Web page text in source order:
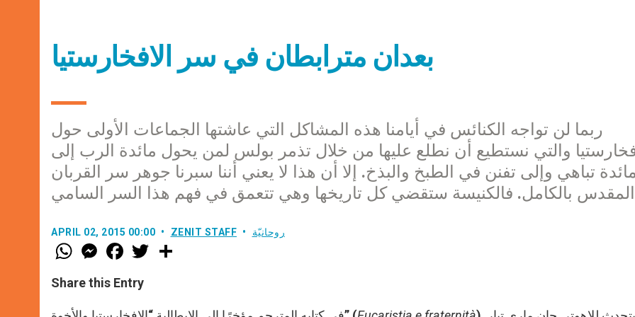
بعدان مترابطان في سر الافخارستيا
ربما لن تواجه الكنائس في أيامنا هذه المشاكل التي عاشتها الجماعات الأولى حول
والتي نستطيع أن نطلع عليها من خلال تذمر بولس لمن يحول مائدة الرب إلى
مائدة تباهي وإلى تفنن في الطبخ والبذخ. إلا أن هذا لا يعني أننا سبرنا جوهر سر القربان
APRIL 02, 2015 00:00 ZENIT STAFF روحانيّة
W
h
t
s
p
M
e
s
e
g
F
a
e
b
o
w
r
Share this Entry